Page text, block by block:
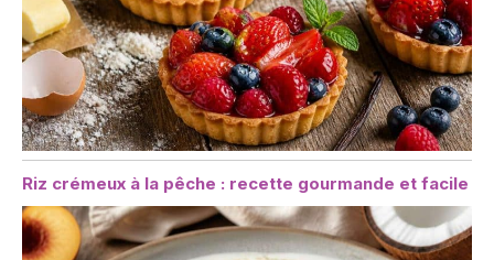
Riz crémeux à la pêche : recette gourmande et facile